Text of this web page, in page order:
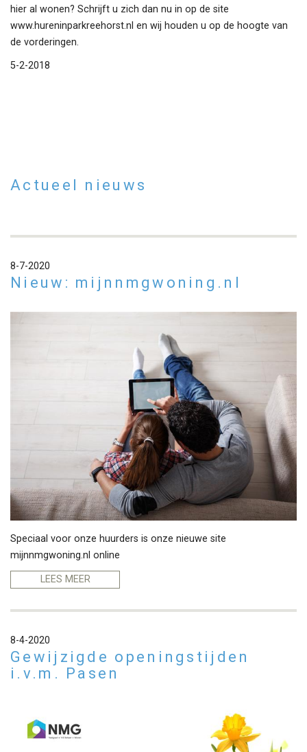
hier al wonen? Schrijft u zich dan nu in op de site
www.hureninparkreehorst.nl en wij houden u op de hoogte van
de vorderingen.
5-2-2018
Actueel nieuws
8-7-2020
Nieuw: mijnnmgwoning.nl
Speciaal voor onze huurders is onze nieuwe site
mijnnmgwoning.nl online
LEES MEER
8-4-2020
Gewijzigde openingstijden
i.v.m. Pasen